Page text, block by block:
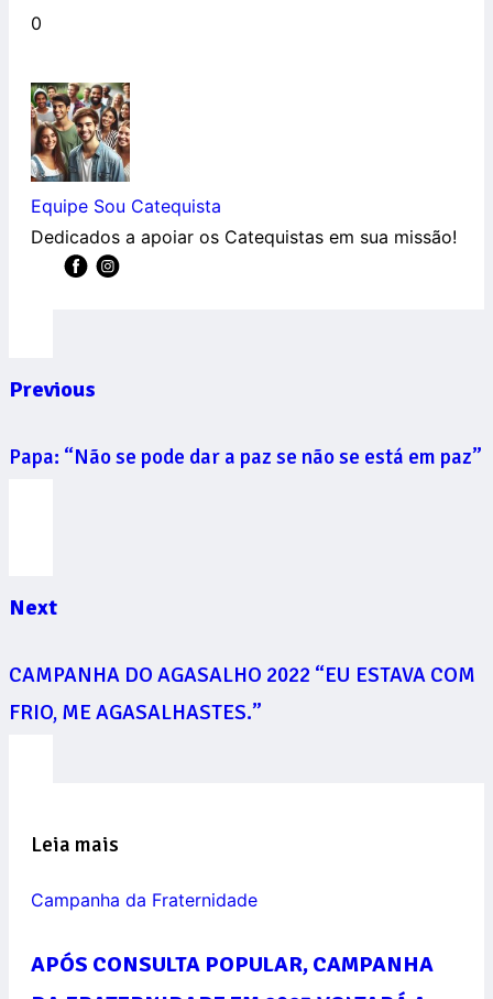
0
Equipe Sou Catequista
Dedicados a apoiar os Catequistas em sua missão!
Previous
Papa: “Não se pode dar a paz se não se está em paz”
Next
CAMPANHA DO AGASALHO 2022 “EU ESTAVA COM
FRIO, ME AGASALHASTES.”
Leia mais
Campanha da Fraternidade
APÓS CONSULTA POPULAR, CAMPANHA